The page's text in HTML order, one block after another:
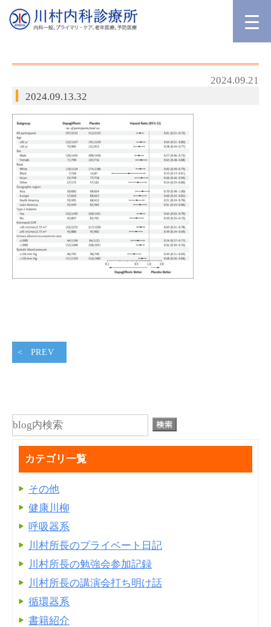
2024.09.21
2024.09.13.32
PREV
カテゴリ一覧
その他
健康川柳
呼吸器系
川村所長のプライベート日記
川村所長の勉強会参加記録
川村所長の講演会打ち明け話
循環器系
書籍紹介